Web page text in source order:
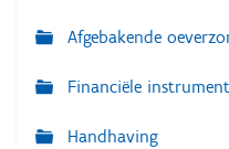
Afgebakende
Financiële
Handhaving